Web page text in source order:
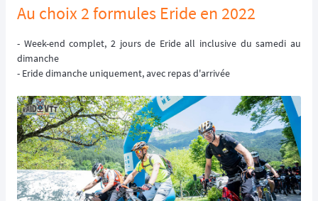
Au choix 2 formules Eride en 2022
- Week-end complet, 2 jours de Eride all inclusive du samedi au
dimanche
- Eride dimanche uniquement, avec repas d'arrivée